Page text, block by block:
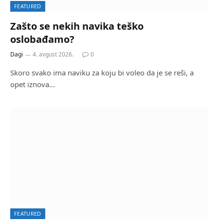
FEATURED
Zašto se nekih navika teško
oslobađamo?
Dagi 4. avgust 2026. 0
Skoro svako ima naviku za koju bi voleo da je se reši, a
opet iznova…
FEATURED